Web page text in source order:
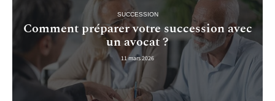
SUCCESSION
Comment préparer votre succession avec
un avocat ?
11 mars 2026